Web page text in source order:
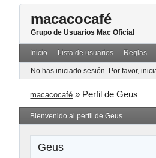
macacocafé
Grupo de Usuarios Mac Oficial
Inicio Lista de usuarios Reglas
No has iniciado sesión. Por favor,
macacocafé » Perfil de Geus
Bienvenido al perfil de Geus
Geus